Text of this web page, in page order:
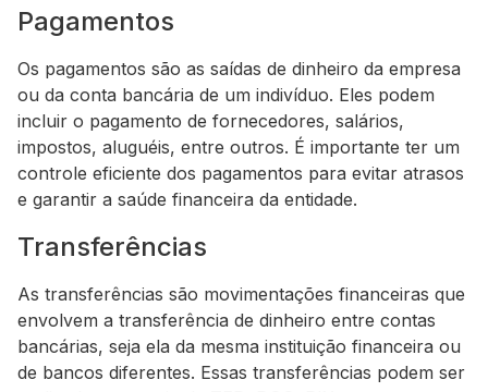
Pagamentos
Os pagamentos são as saídas de dinheiro da empresa
ou da conta bancária de um indivíduo. Eles podem
incluir o pagamento de fornecedores, salários,
impostos, aluguéis, entre outros. É importante ter um
controle eficiente dos pagamentos para evitar atrasos
e garantir a saúde financeira da entidade.
Transferências
As transferências são movimentações financeiras que
envolvem a transferência de dinheiro entre contas
bancárias, seja ela da mesma instituição financeira ou
de bancos diferentes. Essas transferências podem ser